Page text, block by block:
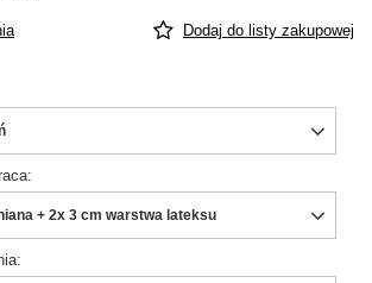
Dodaj do listy zakupowej
+ 2x 3 cm warstwa lateksu